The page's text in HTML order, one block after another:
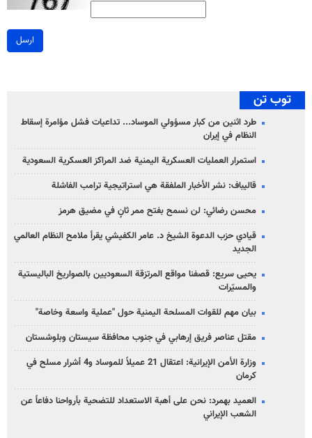
ارسل
توب تن
طرد اثنين من كبار مسؤولي الموساد... تداعيات فشل مؤامرة إسقاط
النظام في إيران
استمرار العمليات العسكرية اليمنية ضد المراكز العسكرية السعودية
قاليباف: نشر الأخبار الملفقة هي استراتيجية ترامب الفاشلة
محسن رضائي: لن نسمح بفتح ممر ثانٍ في مضيق هرمز
قيادي حزب الدعوة الشيخ د. عامر الكفيشي يقرأ ملامح النظام العالمي
الجديد
يحيى سريع: قصفنا مواقع المرتزقة السعوديين بالصواريخ الباليستية
والمسيّرات
بيان مهم للقوات المسلحة اليمنية حول "عملية واسعة وخاصة"
مقتل عناصر فريق إرهابي في جنوب محافظة سيستان وبلوشستان
وزارة الأمن الإيرانية: اعتقال 21 عميلاً للموساد و4 أشرار مسلح في
كرمان
العميد بهمرد: نحن على أهبة الاستعداد للتضحية بأرواحنا دفاعاً عن
الشعب الإيراني